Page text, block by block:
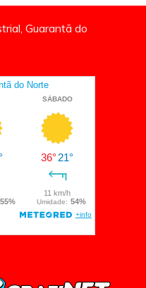
Guarantã do